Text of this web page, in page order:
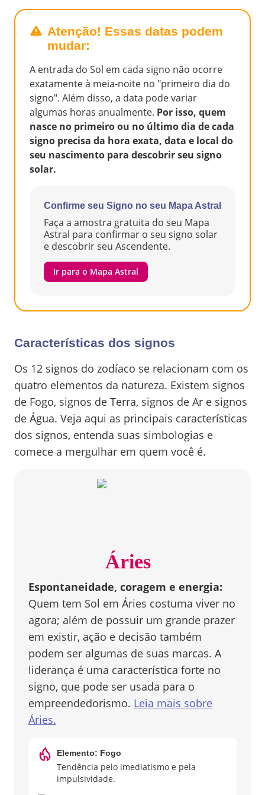
Atenção! Essas datas podem
mudar:
A entrada do Sol em cada signo não ocorre
exatamente à meia-noite no "primeiro dia do
signo". Além disso, a data pode variar
algumas horas anualmente. Por isso, quem
nasce no primeiro ou no último dia de cada
signo precisa da hora exata, data e local do
seu nascimento para descobrir seu signo
solar.
Confirme seu Signo no seu Mapa Astral
Faça a amostra gratuita do seu Mapa
Astral para confirmar o seu signo solar
e descobrir seu Ascendente.
Ir para o Mapa Astral
Características dos signos
Os 12 signos do zodíaco se relacionam com os
quatro elementos da natureza. Existem signos
de Fogo, signos de Terra, signos de Ar e signos
de Água. Veja aqui as principais características
dos signos, entenda suas simbologias e
comece a mergulhar em quem você é.
Áries
Espontaneidade, coragem e energia:
Quem tem Sol em Áries costuma viver no
agora; além de possuir um grande prazer
em existir, ação e decisão também
podem ser algumas de suas marcas. A
liderança é uma característica forte no
signo, que pode ser usada para o
empreendedorismo. Leia mais sobre
Áries.
Elemento: Fogo
Tendência pelo imediatismo e pela
impulsividade.